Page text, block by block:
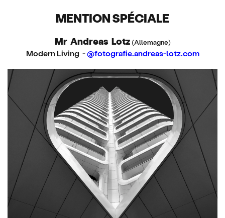
MENTION SPÉCIALE
Mr Andreas Lotz (Allemagne)
Modern Living -@fotografie.andreas-lotz.com